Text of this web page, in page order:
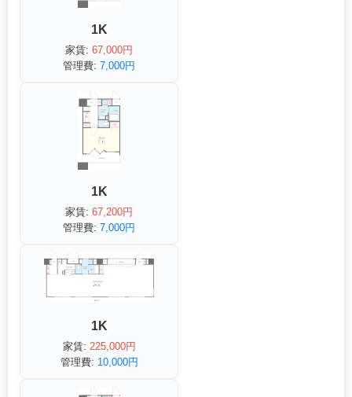
1K
家賃: 67,000円
管理費: 7,000円
1K
家賃: 67,200円
管理費: 7,000円
1K
家賃: 225,000円
管理費: 10,000円